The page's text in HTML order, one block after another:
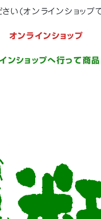
い(オンラインショッ
オンラインショップ
ンショップへ行って商